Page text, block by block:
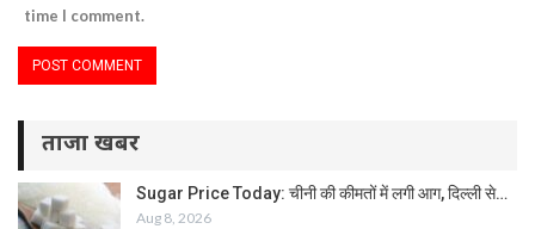
time I comment.
ताजा खबर
Sugar Price Today: चीनी की कीमतों में लगी आग, दिल्ली से…
Aug 8, 2026